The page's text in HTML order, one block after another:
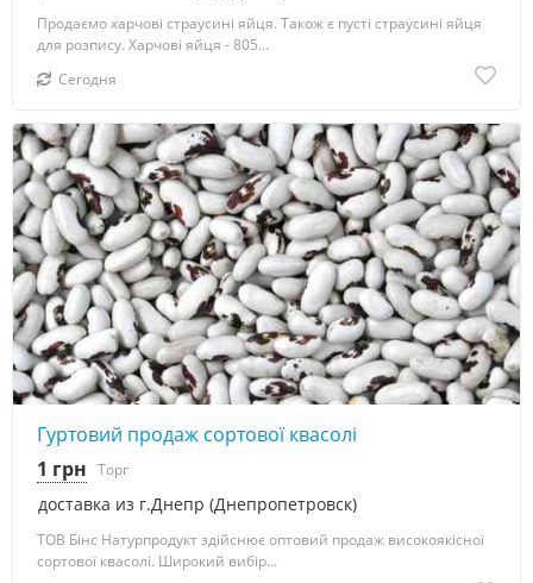
Продаємо харчові страусині яйця. Також є пусті страусині яйця
для розпису. Харчові яйця - 805...
Сегодня
Гуртовий продаж сортової квасолі
доставка из г.Днепр (Днепропетровск)
1 грн Торг
ТОВ Бінс Натурпродукт здійснює оптовий продаж високоякісної
сортової квасолі. Широкий вибір...